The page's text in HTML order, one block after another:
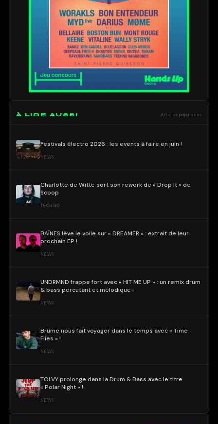
À LIRE AUSSI Articles populaires
Festivals électro 2026 : les events à faire en juin !
NEWS
Charlotte de Witte sort son rework de « Drop It » de
Scoop
TECHNO
BAÏNES lève le voile sur « DREAMER » : extrait de leur
prochain EP !
NEWS
UNDRMND frappe fort avec « HIT ME UP » : un remix drum
& bass percutant et mélodique !
NEWS
Brume nous fait voyager dans le temps avec « Time
Flies » !
NEWS
TOLVY prolonge dans la Drum & Bass avec le titre
« Polar Night » !
NEWS